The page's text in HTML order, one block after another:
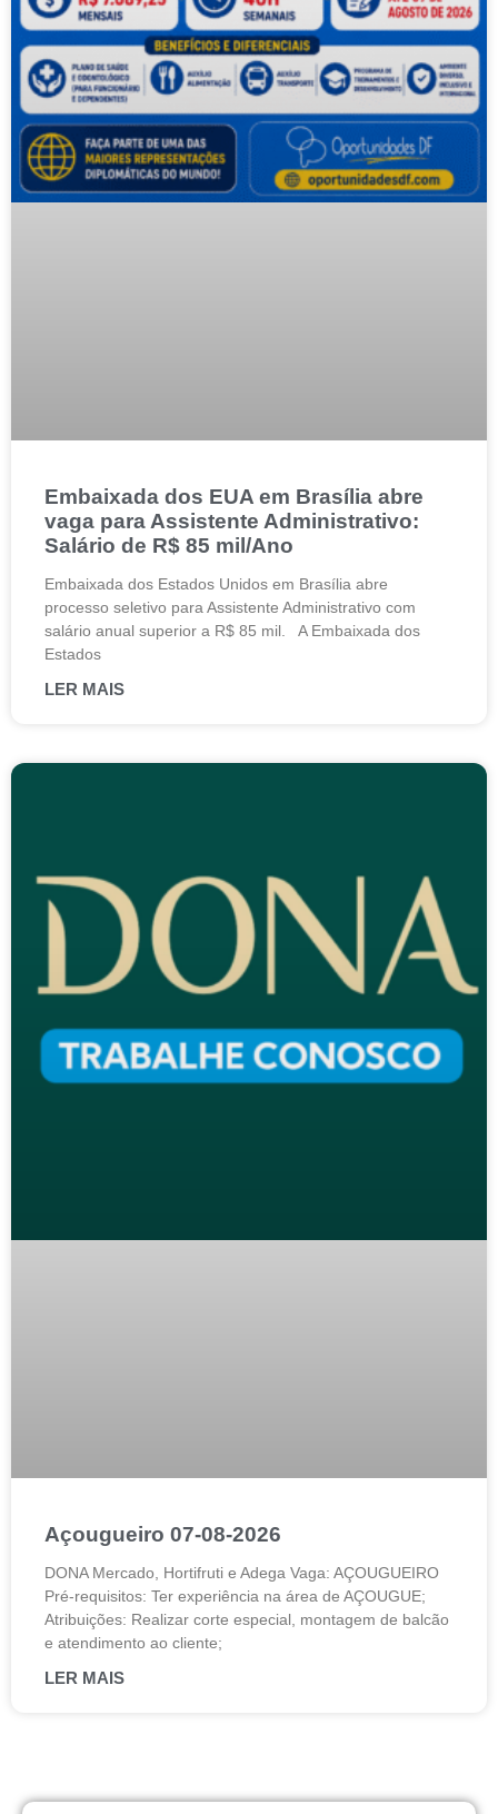
Embaixada dos EUA em Brasília abre
vaga para Assistente Administrativo:
Salário de R$ 85 mil/Ano
Embaixada dos Estados Unidos em Brasília abre
processo seletivo para Assistente Administrativo com
salário anual superior a R$ 85 mil. A Embaixada dos
Estados
LER MAIS
Açougueiro 07-08-2026
DONA Mercado, Hortifruti e Adega Vaga: AÇOUGUEIRO
Pré-requisitos: Ter experiência na área de AÇOUGUE;
Atribuições: Realizar corte especial, montagem de balcão
e atendimento ao cliente;
LER MAIS